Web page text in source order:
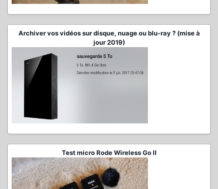
Archiver vos vidéos sur disque, nuage ou blu-ray ? (mise à
jour 2019)
Test micro Rode Wireless Go II